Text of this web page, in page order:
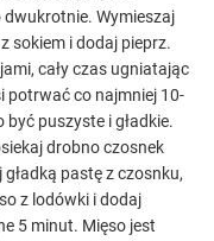
dwukrotnie. Wymieszaj
sokiem i dodaj pieprz.
cały czas ugniatając
potrwać co najmniej 10-
puszyste i gładkie.
drobno czosnek
pastę z czosnku,
z lodówki i dodaj
5 minut. Mięso jest